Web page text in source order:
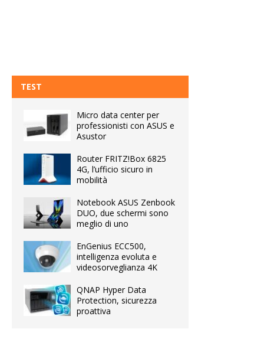
TEST
Micro data center per
professionisti con ASUS e
Asustor
Router FRITZ!Box 6825
4G, l’ufficio sicuro in
mobilità
Notebook ASUS Zenbook
DUO, due schermi sono
meglio di uno
EnGenius ECC500,
intelligenza evoluta e
videosorveglianza 4K
QNAP Hyper Data
Protection, sicurezza
proattiva